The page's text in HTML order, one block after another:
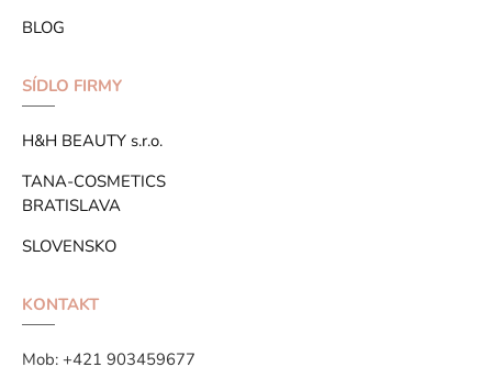
BLOG
SÍDLO FIRMY
H&H BEAUTY s.r.o.
TANA-COSMETICS
BRATISLAVA
SLOVENSKO
KONTAKT
Mob: +421 903459677